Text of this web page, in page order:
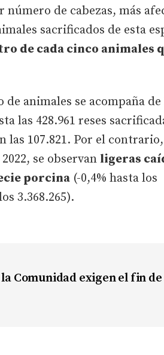
de cabezas, más
sacrificados de esta
de cada cinco animales
animales se acompaña de
las 428.961 reses
las 107.821. Por el
se observan ligeras
porcina (-0,4% hasta los
3.368.265).
Comunidad exigen el fin de